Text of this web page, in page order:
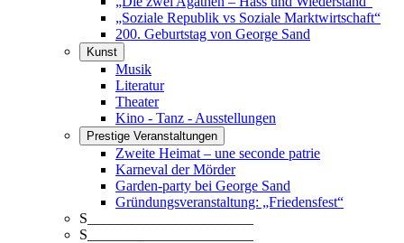
„Soziale Republik vs Soziale Marktwirtschaft“
200. Geburtstag von George Sand
Kunst
Musik
Literatur
Theater
Kino - Tanz - Ausstellungen
Prestige Veranstaltungen
Zweite Heimat – une seconde patrie
Karneval der Mörder
Garden-party bei George Sand
Gründungsveranstaltung: „Friedensfest“
S_______________________
S_______________________